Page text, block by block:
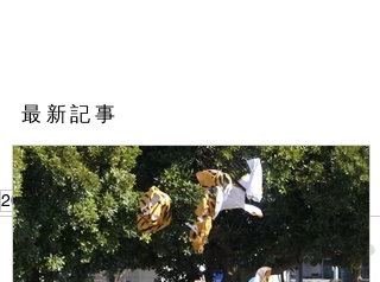
2023 頑張れU-8!
​最新記事